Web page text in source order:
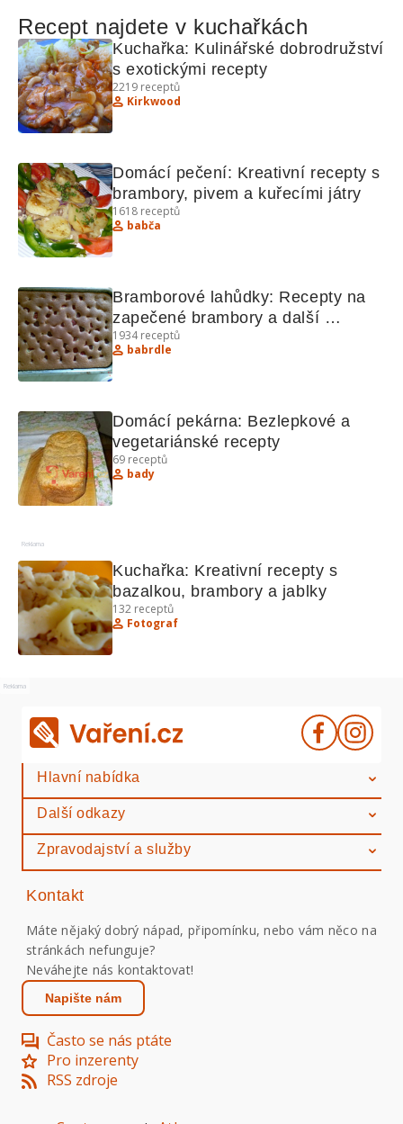
Recept najdete v kuchařkách
Kuchařka: Kulinářské dobrodružství
s exotickými recepty
2219 receptů
Kirkwood
Domácí pečení: Kreativní recepty s
brambory, pivem a kuřecími játry
1618 receptů
babča
Bramborové lahůdky: Recepty na
zapečené brambory a další
pochoutky
1934receptů
babrdle
Domácí pekárna: Bezlepkové a
vegetariánské recepty
69 receptů
bady
Reklama
Kuchařka: Kreativní recepty s
bazalkou, brambory a jablky
132 receptů
Fotograf
Reklama
Hlavní nabídka
Další odkazy
Zpravodajství a služby
Kontakt
Máte nějaký dobrý nápad, připomínku, nebo vám něco na
stránkách nefunguje?
Neváhejte nás kontaktovat!
Napište nám
Často se nás ptáte
Pro inzerenty
RSS zdroje